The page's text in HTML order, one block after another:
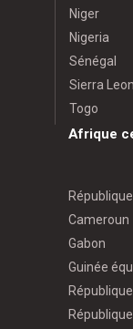
Niger
Nigeria
Sénégal
Sierra
Togo
Afrique
Cameroun
Gabon
Guinée